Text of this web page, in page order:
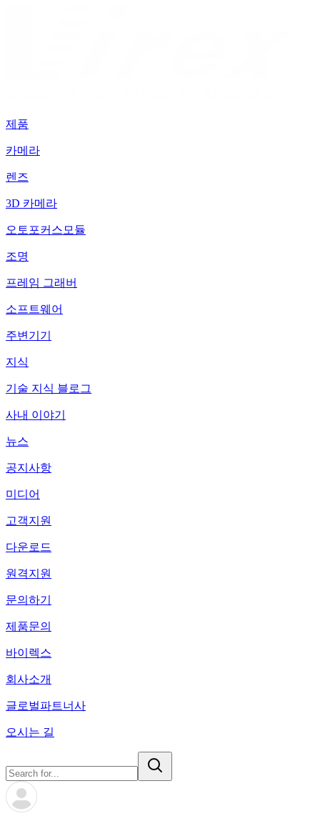
제품
카메라
렌즈
3D 카메라
오토포커스모듈
조명
프레임 그래버
소프트웨어
주변기기
지식
기술 지식 블로그
사내 이야기
뉴스
공지사항
미디어
고객지원
다운로드
원격지원
문의하기
제품문의
바이렉스
회사소개
글로벌파트너사
오시는 길